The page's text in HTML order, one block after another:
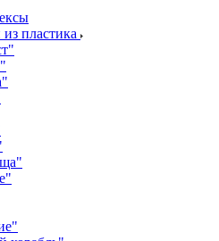
пластика